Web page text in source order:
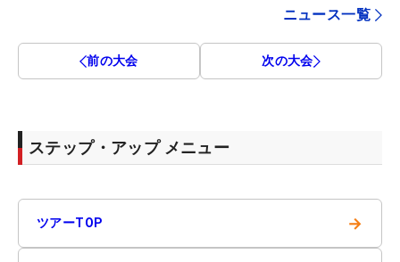
ニュース一覧
前の大会 次の大会
ステップ・アップ メニュー
ツアーTOP →